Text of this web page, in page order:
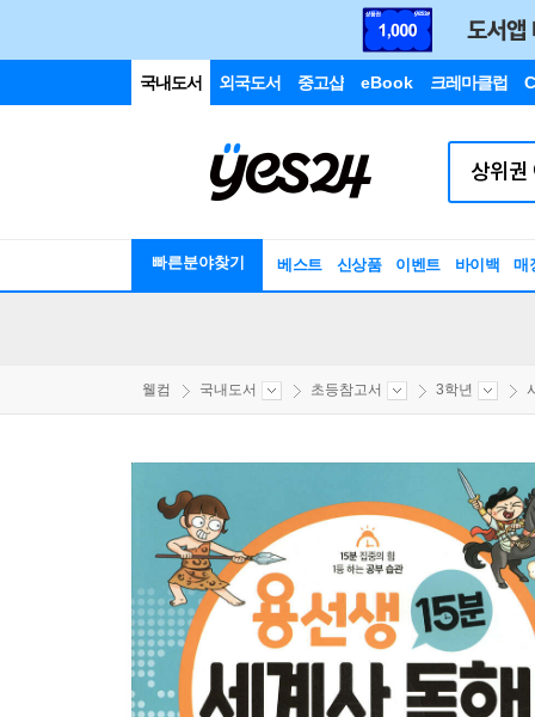
국내도서 외국도서 중고샵 eBook 크레마클럽
빠른분야찾기 베스트 신상품 이벤트 바이백 매
웰컴 국내도서 초등참고서 3학년